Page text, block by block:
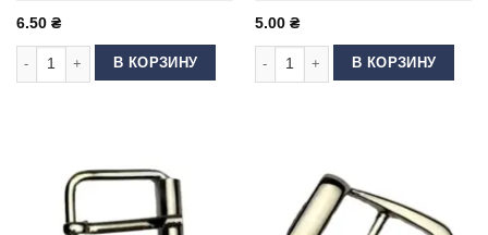
6.50 ₴
Количество товара Пряжка для сумки с плоским язычком 25 мм
В КОРЗИНУ
5.00 ₴
Количество товара Пряжка для
В КОРЗИНУ